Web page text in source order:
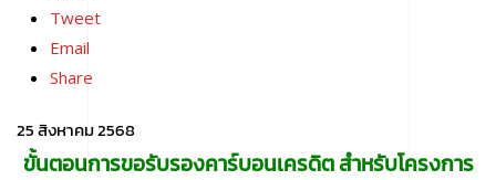
Tweet
Email
Share
25 สิงหาคม 2568
ขั้นตอนการขอรับรองคาร์บอนเครดิตสำหรับโครงการ